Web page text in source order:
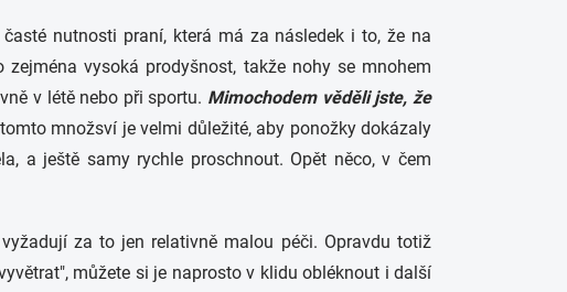
nutnosti praní, která má za následek i to, že na
vysoká prodyšnost, takže nohy se mnohem
v létě nebo při sportu. Mimochodem věděli jste, že
množsví je velmi důležité, aby ponožky dokázaly
a ještě samy rychle proschnout. Opět něco, v čem
za to jen relativně malou péči. Opravdu totiž
můžete si je naprosto v klidu obléknout i další